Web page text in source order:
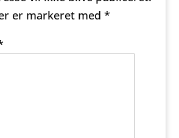
er markeret med *